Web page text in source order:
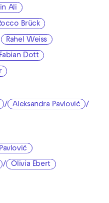
Ali
Brück
Rahel Weiss
Fabian Dott
/ Aleksandra Pavlović
/
/ Olivia Ebert